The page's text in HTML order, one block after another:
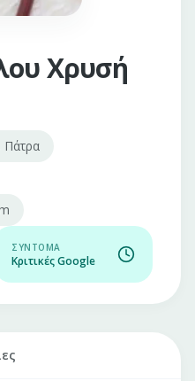
Χρυσή
Πάτρα
ΣΎΝΤΟΜΑ
Κριτικές Google